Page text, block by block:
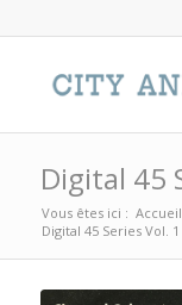
Digital 45
Vous êtes ici : Accueil
Digital 45 Series Vol. 1